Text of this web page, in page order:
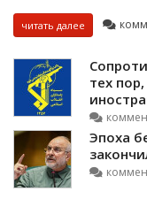
читать далее
тех
Эпоха